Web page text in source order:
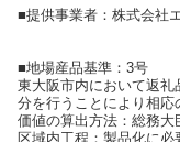
■提供事業者：株式会社
■地場産品基準：3号
東大阪市内において返
分を行うことにより相応
価値の算出方法：総務大
区域内工程：製品化に必